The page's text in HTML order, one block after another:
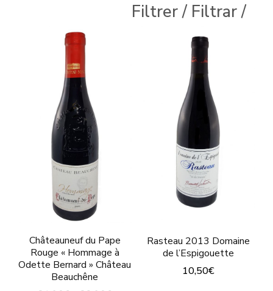
a
variations.
Les
options
peuvent
être
choisies
sur
la
du
produit
a
plusieurs
variations.
Les
options
peuvent
être
choisies
sur
la
page
produit
Châteauneuf du Pape
Rouge « Hommage à
Odette Bernard » Château
Beauchêne
Rasteau 2013 Domaine
de l’Espigouette
10,50€
Filtrer / Filtrar /